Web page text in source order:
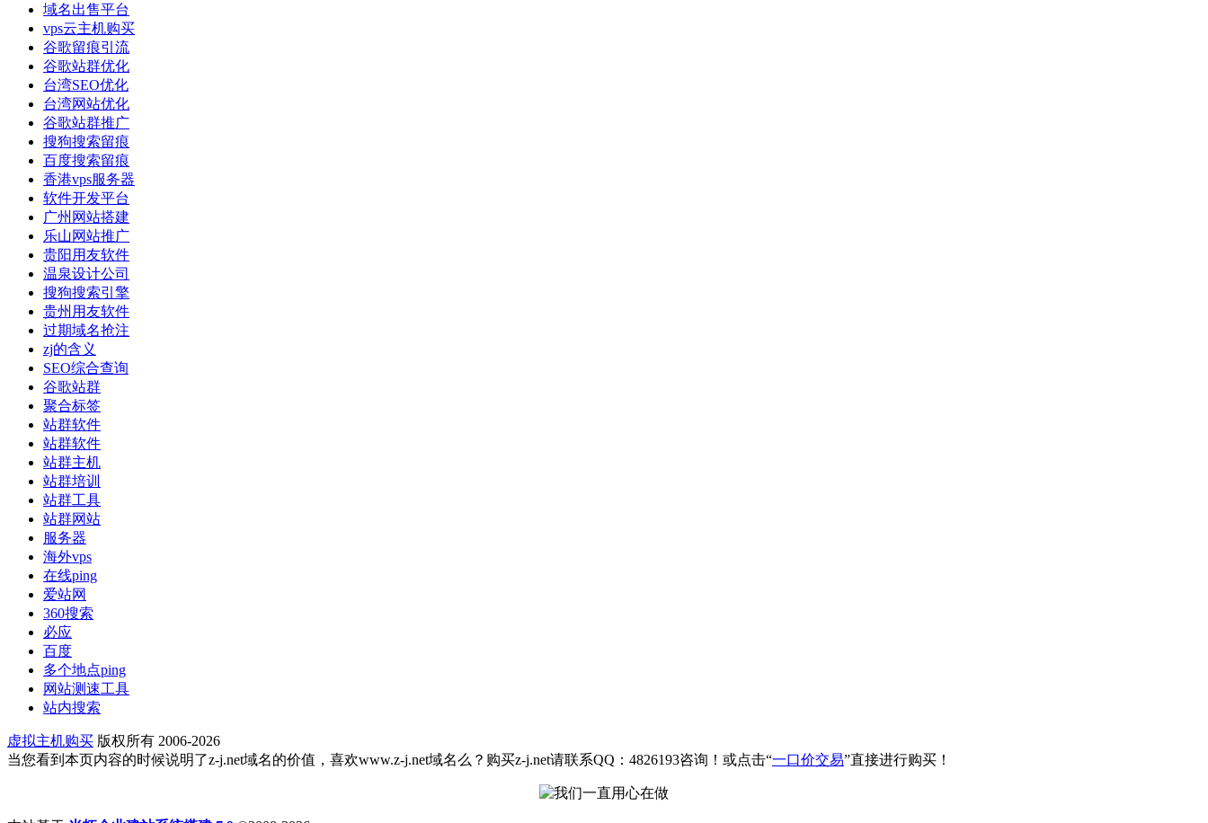
域名出售平台
vps云主机购买
谷歌留痕引流
谷歌站群优化
台湾SEO优化
台湾网站优化
谷歌站群推广
搜狗搜索留痕
百度搜索留痕
香港vps服务器
软件开发平台
广州网站搭建
乐山网站推广
贵阳用友软件
温泉设计公司
搜狗搜索引擎
贵州用友软件
过期域名抢注
zj的含义
SEO综合查询
谷歌站群
聚合标签
站群软件
站群软件
站群主机
站群培训
站群工具
站群网站
服务器
海外vps
在线ping
爱站网
360搜索
必应
百度
多个地点ping
网站测速工具
站内搜索
虚拟主机购买 版权所有 2006-2026
当您看到本页内容的时候说明了z-j.net域名的价值，喜欢www.z-j.net域名么？购买z-j.net请联系QQ：4826193咨询！或点击“一口价交易”直接进行购买！